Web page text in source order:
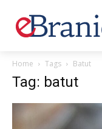
Home Tags Batut
Tag: batut